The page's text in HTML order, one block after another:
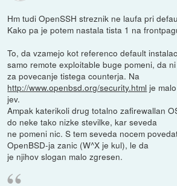
Hm tudi OpenSSH streznik ne laufa pri
Kako pa je potem nastala tista 1 na
To, da vzamejo kot referenco default
samo remote exploitable buge pomeni, da
za povecanje tistega counterja. Na
http://www.openbsd.org/security.html je
jev.
Ampak katerikoli drug totalno zafirewallan
do neke tako nizke stevilke, kar seveda
ne pomeni nic. S tem seveda nocem
OpenBSD-ja zanic (W^X je kul), le da
je njihov slogan malo zgresen.